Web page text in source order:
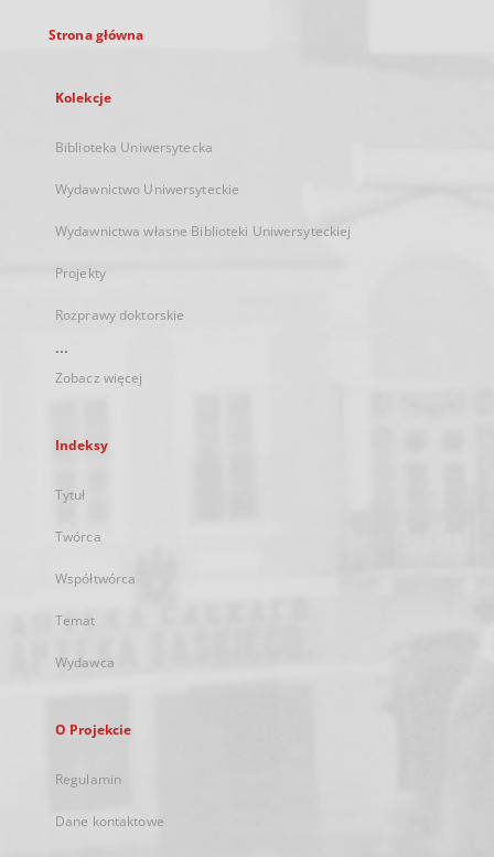
Strona główna
Kolekcje
Biblioteka Uniwersytecka
Wydawnictwo Uniwersyteckie
Wydawnictwa własne Biblioteki Uniwersyteckiej
Projekty
Rozprawy doktorskie
...
Zobacz więcej
Indeksy
Tytuł
Twórca
Współtwórca
Temat
Wydawca
O Projekcie
Regulamin
Dane kontaktowe